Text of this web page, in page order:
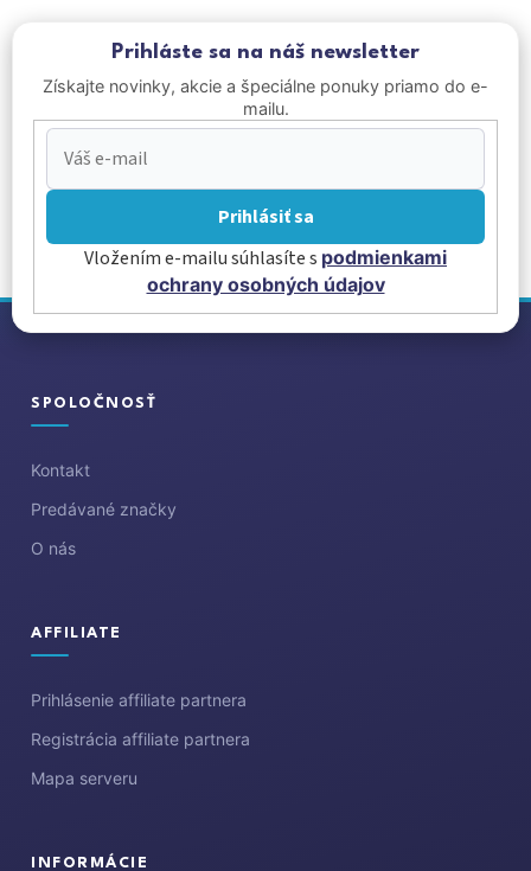
Prihláste sa na náš newsletter
Získajte novinky, akcie a špeciálne ponuky priamo do e-
mailu.
Prihlásiť sa
Vložením e-mailu súhlasíte s podmienkami
ochrany osobných údajov
Z
SPOLOČNOSŤ
Kontakt
Predávané značky
O nás
AFFILIATE
Prihlásenie affiliate partnera
Registrácia affiliate partnera
Mapa serveru
INFORMÁCIE